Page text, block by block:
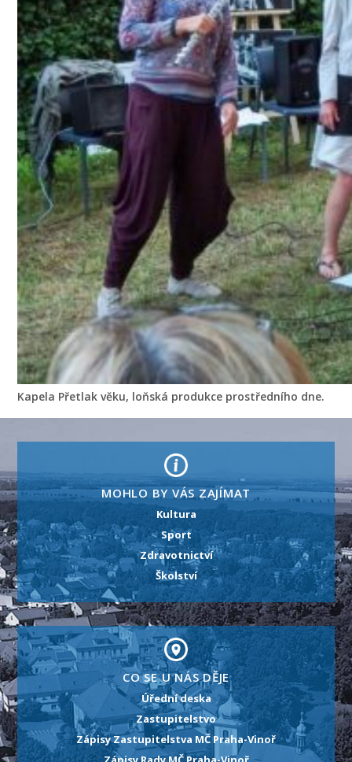
Kapela Přetlak věku, loňská produkce prostředního dne.
MOHLO BY VÁS ZAJÍMAT
Kultura
Sport
Zdravotnictví
Školství
CO SE U NÁS DĚJE
Úřední deska
Zastupitelstvo
Zápisy Zastupitelstva MČ Praha-Vinoř